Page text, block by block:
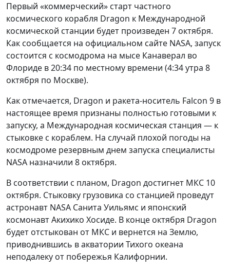
Первый «коммерческий» старт частного
космического корабля Dragon к Международной
космической станции будет произведен 7 октября.
Как сообщается на официальном сайте NASA, запуск
состоится с космодрома на мысе Канаверал во
Флориде в 20:34 по местному времени (4:34 утра 8
октября по Москве).
Как отмечается, Dragon и ракета-носитель Falcon 9 в
настоящее время признаны полностью готовыми к
запуску, а Международная космическая станция — к
стыковке с кораблем. На случай плохой погоды на
космодроме резервным днем запуска специалисты
NASA назначили 8 октября.
В соответствии с планом, Dragon достигнет МКС 10
октября. Стыковку грузовика со станцией проведут
астронавт NASA Санита Уильямс и японский
космонавт Акихико Хосиде. В конце октября Dragon
будет отстыкован от МКС и вернется на Землю,
приводнившись в акватории Тихого океана
неподалеку от побережья Калифорнии.